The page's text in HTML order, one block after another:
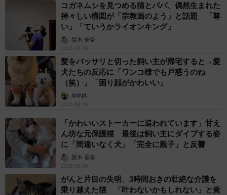
コガネムシを見つめる猫とパパ、偶然生まれた
神々しい構図が「宗教画のよう」と話題 「尊
い」「ていうかライオンキング」
梨木 香奈
2026.08.06
髪をバッサリと切った飼い主が帰宅すると→愛
犬たちの反応に「ワンコ様でも戸惑うのね
（笑）」「困り顔がかわいい」
ANNA
2026.08.06
「かわいいストーカーに追われています」甘え
ん坊な元保護猫 最後は飼い主にダイブする姿
に「間違いなく犬」「完全に親子」と反響
梨木 香奈
2026.08.06
がんと片目の失明、3時間おきの壮絶な介護を
乗り越えた猫 「叶わないかもしれない」と覚